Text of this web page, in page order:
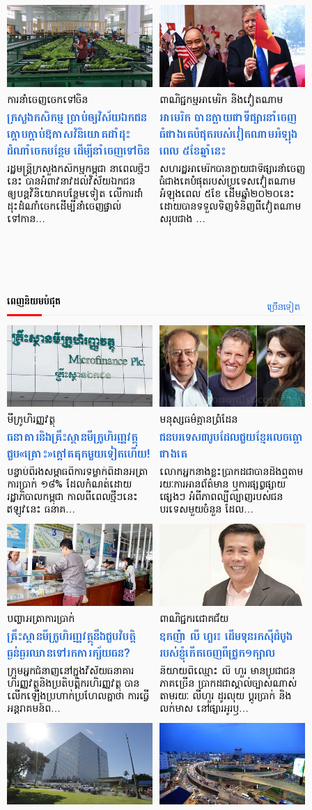
ការនាំចេញចេកទៅចិន
ក្រសួងកសិកម្ម ប្រាប់ឲ្យវិស័យឯកជន
ក្ដោបក្ដាប់ឱកាសវិនិយោគដាំដុះ
ដំណាំចេកបន្ថែម ដើម្បីនាំចេញទៅចិន
រដ្ឋមន្ត្រីក្រសួងកសិកម្មកម្ពុជា នាពេលថ្មីៗ
នេះ បានអំពាវនាវដល់វិស័យឯកជន
ឲ្យបន្ដវិនិយោគបន្ថែមទៀត លើការដាំ
ដុះដំណាំចេកដើម្បីនាំចេញផ្ទាល់
ទៅកាន…
ពាណិជ្ជកម្ម​អាមេរិក និងវៀតណាម
អាមេរិក បានក្លាយជាទីផ្សារនាំចេញ
ធំជាងគេបំផុតរបស់វៀតណាមអំឡុង
ពេល ៥ខែឆ្នាំនេះ
សហរដ្ឋអាមេរិកបានក្លាយជាទីផ្សារនាំចេញ
ធំជាងគេបំផុតរបស់ប្រទេសវៀតណាម
អំឡុងពេល ៥ខែ ដើមឆ្នាំ២០២០នេះ
ដោយបានទទួលទិញទំនិញពីវៀតណាម
សរុបជាង …
ច្រើនទៀត
ពេញនិយមបំផុត
មីក្រូ​ហិរញ្ញវត្ថុ
ធនាគារ​និង​គ្រឹះស្ថាន​មីក្រូ​ហិរញ្ញវត្ថុ​
ជួប«គ្រោះ»ក្តៅ​គគុក​មួយ​ទៀត​ហើយ!
បន្ទាប់​ពី​រង​សម្ពាធ​​ពី​ការ​ទម្លាក់​ពិដាន​អត្រា​
ការ​ប្រាក់ ១៨​% ដែល​កំណត់​ដោយ​
រដ្ឋាភិបាល​កម្ពុជា កាល​ពី​ពេល​ថ្មីៗ​នេះ
ឥឡូវ​នេះ ធនាគ…
មនុស្ស​ធម៌​គ្មាន​ព្រំដែន
ជន​បរទេស​៣​រូប​ដែល​ជួយ​ខ្មែរ​លេច​ធ្លោ​
ជាង​គេ
លោកអ្នក​នាង​ខ្លះ​ប្រាកដ​ជា​បាន​​ដឹង​ឮ​តាម​
រយៈ​ការ​អាន​ព័ត៌មាន ឬ​ការ​ផ្សព្វផ្សាយ​
ផ្សេងៗ អំពី​ភាព​ល្បីល្បាញ​របស់​ជន​
បរទេស​មួយ​ចំនួន ដែល…
បញ្ហា​អត្រា​ការប្រាក់
គ្រឹះស្ថាន​មីក្រូ​ហិរញ្ញវត្ថុ​នឹង​ជួប​វិបត្តិ​
ធ្ងន់ធ្ងរ​ឈាន​ទៅ​រក​ការ​ក្ស័យធន?
ក្រុម​អ្នក​ជំនាញ​នៅ​ក្នុង​វិស័យ​ធនាគារ
ហិរញ្ញវត្ថុ​និង​ប្រតិបត្តិករ​ហិរញ្ញ​វត្ថុ បាន​​
លើក​ឡើង​ប្រហាក់​ប្រហែល​គ្នា​ថា ការ​ធ្វើ​
អន្តរាគមន៍​ព…
ពាណិជ្ជករជោគជ័យ
ឧកញ៉ា លី ហួរ៖ ដើមទុនរកស៊ីដំបូង
របស់ខ្ញុំកើតចេញពីជ្រូក១ក្បាល
និយាយ​ពី​ឈ្មោះ លី ហួរ មាន​ប្រជាជន​
ភាគ​ច្រើន ប្រាកដ​ជា​ស្គាល់​ច្បាស់​ណាស់
តាមរយៈ លីហួរ ដូរ​លុយ ប្តូរ​បា្រក់ និង​
លក់​មាស នៅ​ផ្សារ​អូរ​ឫ…